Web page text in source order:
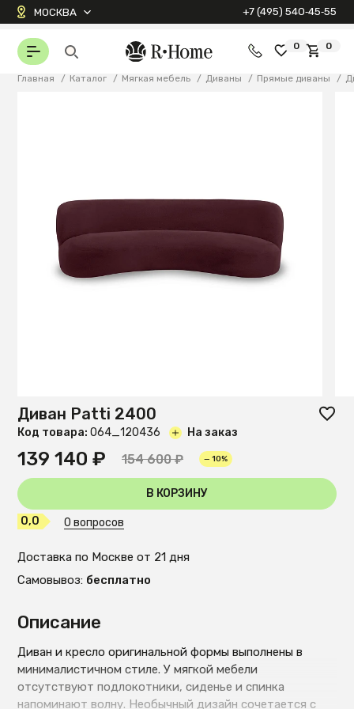
МОСКВА +7 (495) 540‑45‑55
0 0
Главная / Каталог / Мягкая мебель / Диваны / Прямые диваны /
Описание
Диван и кресло оригинальной формы выполнены в
минималистичном стиле. У мягкой мебели
отсутствуют подлокотники, сиденье и спинка
напоминают волну. Необычный дизайн сочетается с
Диван Patti 2400
Код товара: O64_120436 На заказ
139 140 ₽ 154 600 ₽ — 10%
В КОРЗИНУ
0,0 0 вопросов
Доставка по Москве от 21 дня
Самовывоз: бесплатно